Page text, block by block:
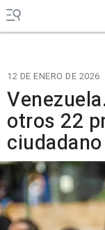
12 DE ENERO DE 2026
otros 22